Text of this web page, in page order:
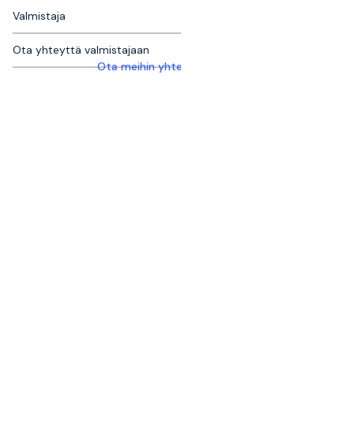
Valmistaja
Ota yhteyttä valmistajaan
Ota meihin yhteyttä saadaksesi lisätietoja